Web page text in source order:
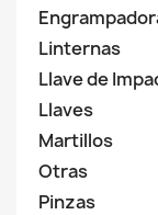
Linternas
Llave de
Llaves
Martillos
Otras
Pinzas